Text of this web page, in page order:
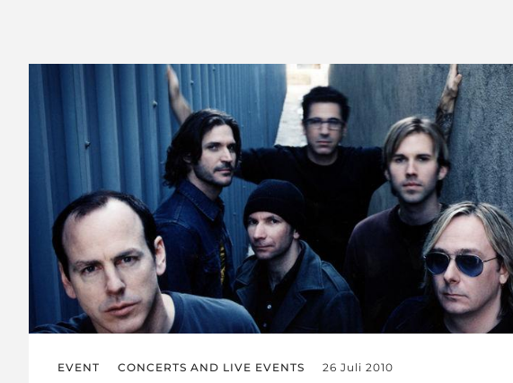
EVENT CONCERTS AND LIVE EVENTS 26 Juli 2010